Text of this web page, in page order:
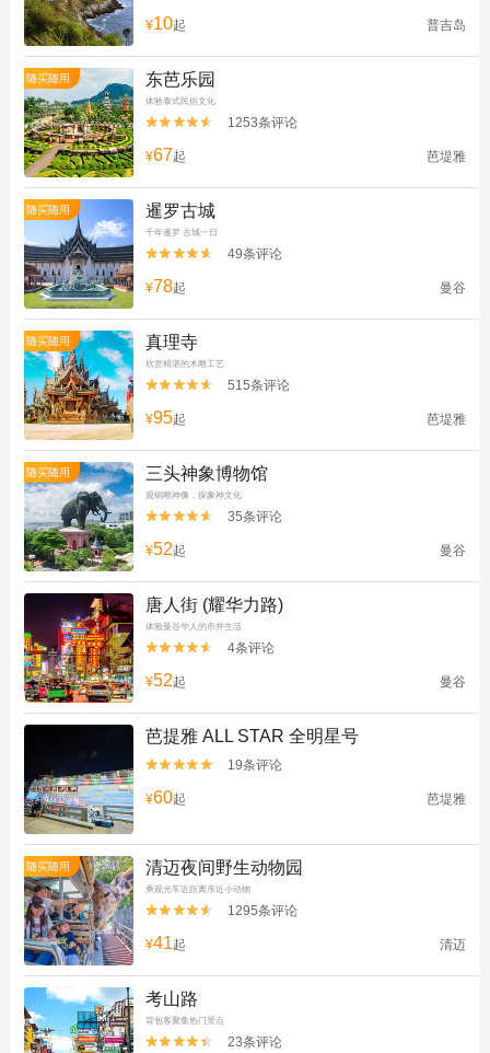
¥10起 普吉岛
随买随用 东芭乐园
体验泰式民俗文化

 1253条评论
¥67起 芭堤雅
随买随用 暹罗古城
千年暹罗 古城一日

 49条评论
¥78起 曼谷
随买随用 真理寺
欣赏精湛的木雕工艺

 515条评论
¥95起 芭堤雅
随买随用 三头神象博物馆
观铜雕神像，探象神文化

 35条评论
¥52起 曼谷
唐人街 (耀华力路)
体验曼谷华人的市井生活

 4条评论
¥52起 曼谷
芭提雅 ALL STAR 全明星号

 19条评论
¥60起 芭堤雅
随买随用 清迈夜间野生动物园
乘观光车近距离亲近小动物

 1295条评论
¥41起 清迈
考山路
背包客聚集热门景点

 23条评论